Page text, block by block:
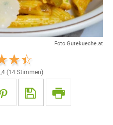
Foto Gutekueche.at
(14Stimmen)